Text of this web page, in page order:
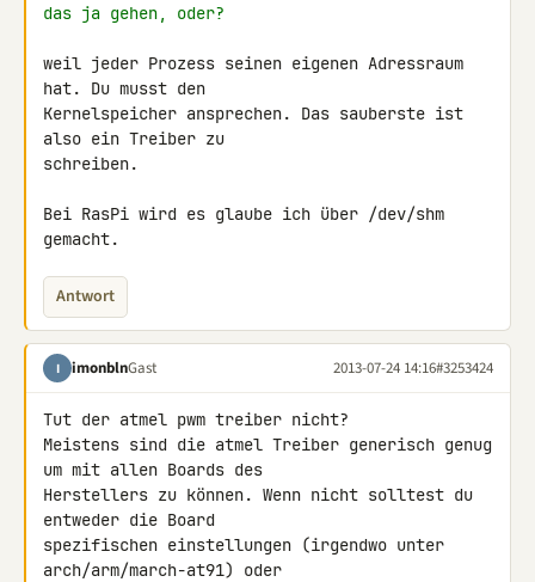
das ja gehen, oder?
weil jeder Prozess seinen eigenen Adressraum
hat. Du musst den
Kernelspeicher ansprechen. Das sauberste ist
also ein Treiber zu
schreiben.
Bei RasPi wird es glaube ich über /dev/shm
gemacht.
Antwort
I imonblnGast 2013-07-24 14:16#3253424
Tut der atmel pwm treiber nicht?
Meistens sind die atmel Treiber generisch genug
um mit allen Boards des
Herstellers zu können. Wenn nicht solltest du
entweder die Board
spezifischen einstellungen (irgendwo unter
arch/arm/march-at91) oder